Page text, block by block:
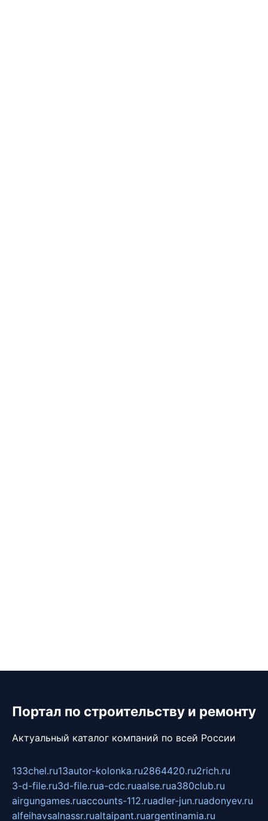
Портал по строительству и ремонту
Актуальный каталог компаний по всей России
133chel.ru13autor-kolonka.ru2864420.ru2rich.ru
3-d-file.ru3d-file.rua-cdc.ruaalse.rua380club.ru
airgungames.ruaccounts-112.ruadler-jun.ruadonyev.ru
alfeihavsalnassr.rualtaipant.ruargentinamia.ru